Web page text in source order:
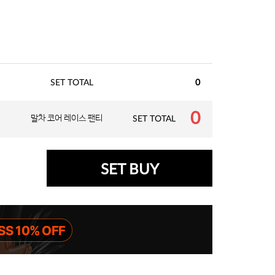
SET TOTAL 0
말차 코어 레이스 팬티 SET TOTAL 0
SET BUY